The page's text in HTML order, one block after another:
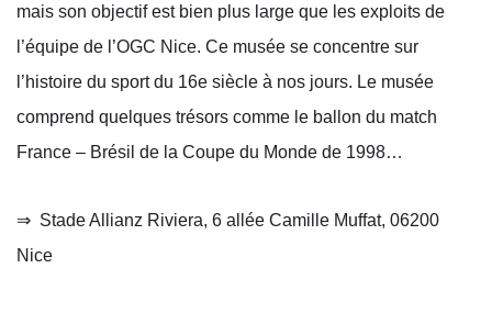
mais son objectif est bien plus large que les exploits de
l’équipe de l’OGC Nice. Ce musée se concentre sur
l’histoire du sport du 16e siècle à nos jours. Le musée
comprend quelques trésors comme le ballon du match
France – Brésil de la Coupe du Monde de 1998…
⇒ Stade Allianz Riviera, 6 allée Camille Muffat, 06200
Nice